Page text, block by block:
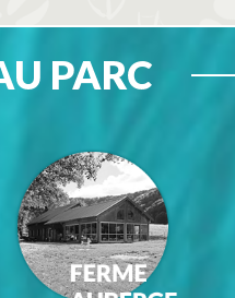
PARC